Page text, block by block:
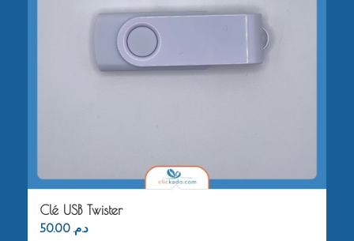
Clé USB Twister
د.م. 50.00